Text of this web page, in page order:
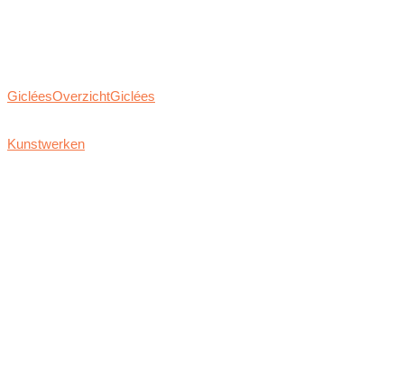
GicléesOverzichtGiclées
Kunstwerken